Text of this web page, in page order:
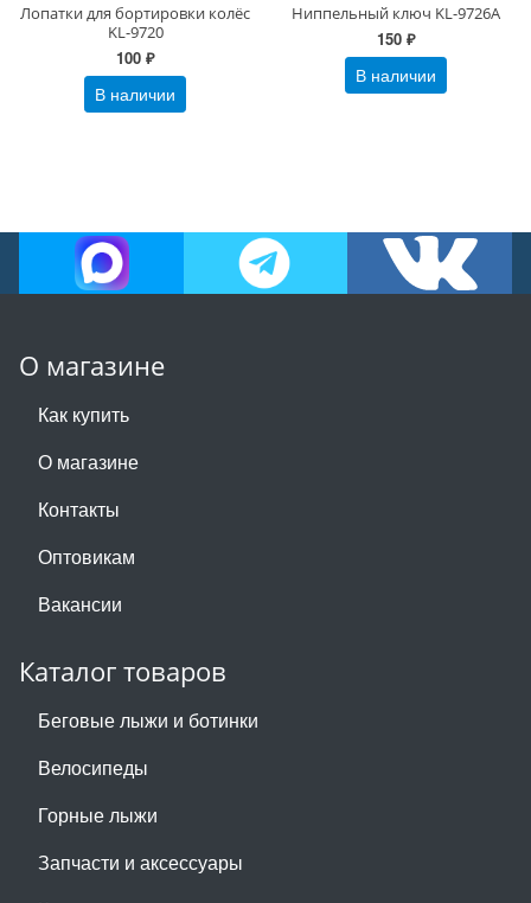
Лопатки для бортировки колёс
KL-9720
100 ₽
В наличии
Ниппельный ключ KL-9726А
150 ₽
В наличии
О магазине
Как купить
О магазине
Контакты
Оптовикам
Вакансии
Каталог товаров
Беговые лыжи и ботинки
Велосипеды
Горные лыжи
Запчасти и аксессуары